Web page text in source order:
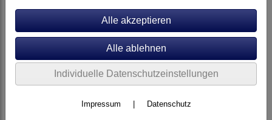
Individuelle Datenschutzeinstellungen
Impressum Datenschutz